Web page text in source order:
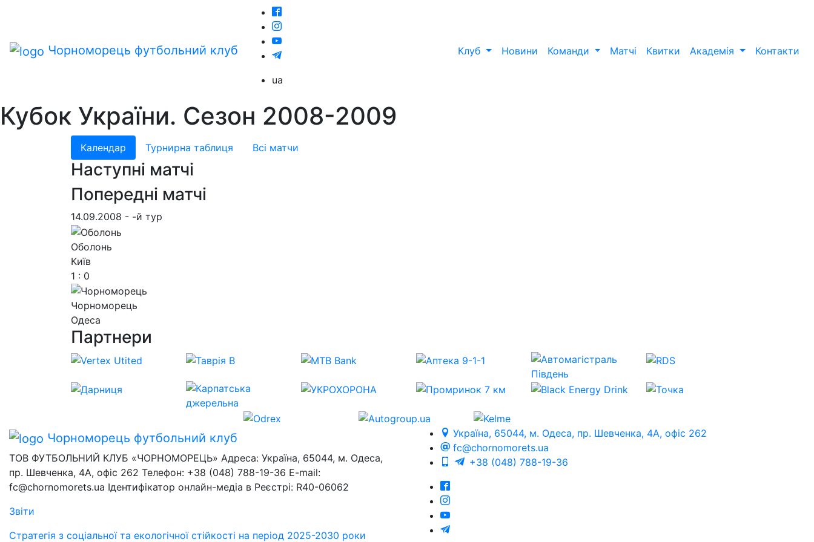
Чорноморець футбольний клуб
ua
Клуб Новини Команди Матчі Квитки Академія Контакти
Кубок України. Сезон 2008-2009
Календар Турнирна таблиця Всі матчи
Наступні матчі
Попередні матчі
14.09.2008 - -й тур
Оболонь
Київ
1 : 0
Чорноморець
Одеса
Партнери
Чорноморець футбольний клуб
ТОВ ФУТБОЛЬНИЙ КЛУБ «ЧОРНОМОРЕЦЬ» Адреса: Україна, 65044, м. Одеса,
пр. Шевченка, 4А, офіс 262 Телефон: +38 (048) 788-19-36 E-mail:
fc@chornomorets.ua Ідентифікатор онлайн-медіа в Реєстрі: R40-06062
Звіти
Стратегія з соціальної та екологічної стійкості на період 2025-2030 роки
Україна, 65044, м. Одеса, пр. Шевченка, 4А, офіс 262
fc@chornomorets.ua
+38 (048) 788-19-36